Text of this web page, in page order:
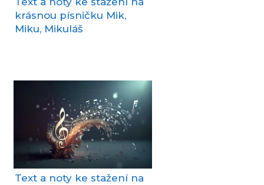
krásnou písničku Mik,
Miku, Mikuláš
Text a noty ke stažení na